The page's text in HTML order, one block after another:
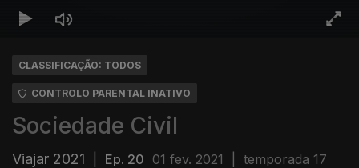
CLASSIFICAÇÃO: TODOS
CONTROLO PARENTAL INATIVO
Sociedade Civil
Viajar 2021 Ep. 20 01 fev. 2021 temporada 17